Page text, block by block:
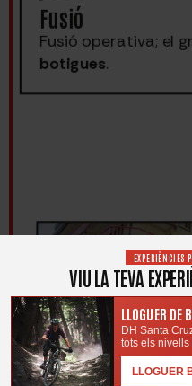
Fusió
Fusió operativa; el
botigues.
EXPERIÈNCIES
VIU LA TEVA
LLOGUER DE
DH Santa
tots els nivells
LLOGUER